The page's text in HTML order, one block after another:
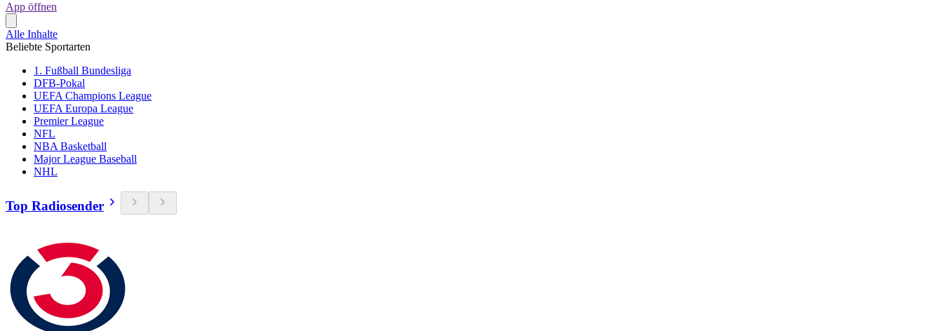
App öffnen
Alle Inhalte
Beliebte Sportarten
1. Fußball Bundesliga
DFB-Pokal
UEFA Champions League
UEFA Europa League
Premier League
NFL
NBA Basketball
Major League Baseball
NHL
Top Radiosender